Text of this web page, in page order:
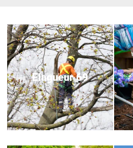
Elagueur 69